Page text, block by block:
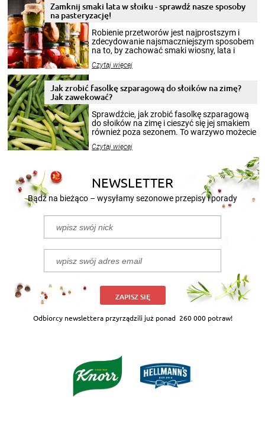
Zamknij smaki lata w słoiku - sprawdź nasze sposoby
na pasteryzację!
Robienie przetworów jest najprostszym i
zdecydowanie najsmaczniejszym sposobem
na to, by zachować smaki wiosny, lata i
krajobrazów, by cieszyć nimi oko w sezonie
pełni poczuć atmosferę cieplejszych
miesięcy. Przygotowanie słoików ze
patenty, które pozwolą zachować świeżość
przetworów.
Czytaj więcej
Jak zrobić fasolkę szparagową do słoików na zimę?
Jak zawekować?
Sprawdźcie, jak zrobić fasolkę szparagową
do słoików na zimę i cieszyć się jej smakiem
również poza sezonem. To warzywo możecie
nasze propozycje!
Czytaj więcej
NEWSLETTER
Bądź na bieżąco – wysyłamy sezonowe przepisy i porady
ZAPISZ SIĘ
Odbiorcy newslettera przyrządzili już ponad 260 000 potraw!